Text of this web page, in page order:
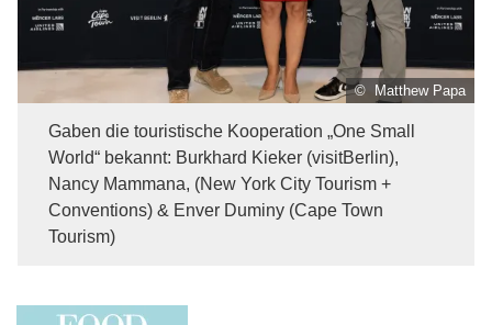
© Matthew Papa
Gaben die touristische Kooperation „One Small
World“ bekannt: Burkhard Kieker (visitBerlin),
Nancy Mammana, (New York City Tourism +
Conventions) & Enver Duminy (Cape Town
Tourism)